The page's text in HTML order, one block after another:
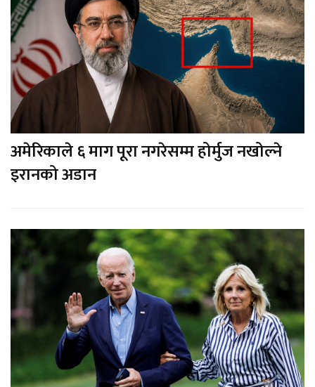
अमेरिकाले ६ माग पूरा नगरेसम्म होर्मुज नखोल्ने
इरानको अडान